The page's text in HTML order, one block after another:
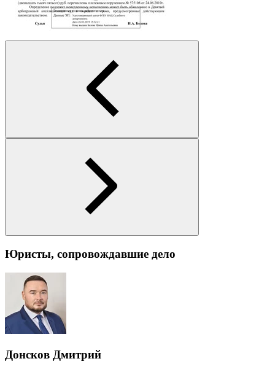
Юристы, сопровождавшие дело
Донсков Дмитрий